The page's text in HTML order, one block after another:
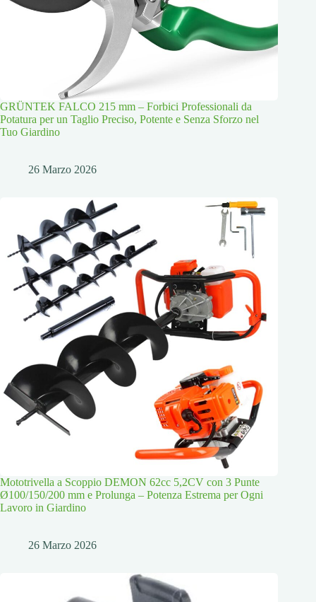
GRÜNTEK FALCO 215 mm – Forbici Professionali da
Potatura per un Taglio Preciso, Potente e Senza Sforzo nel
Tuo Giardino
26 Marzo 2026
Mototrivella a Scoppio DEMON 62cc 5,2CV con 3 Punte
Ø100/150/200 mm e Prolunga – Potenza Estrema per Ogni
Lavoro in Giardino
26 Marzo 2026